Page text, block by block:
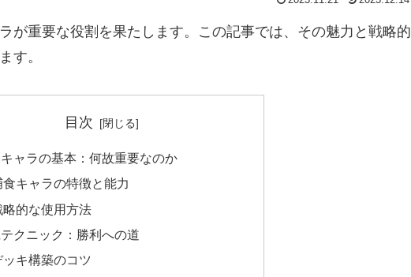
が重要な役割を果たします。この記事では、その魅力と戦略的
す。
目次
ャラの基本：何故重要なのか
食キャラの特徴と能力
略的な使用方法
クニック：勝利への道
ッキ構築のコツ